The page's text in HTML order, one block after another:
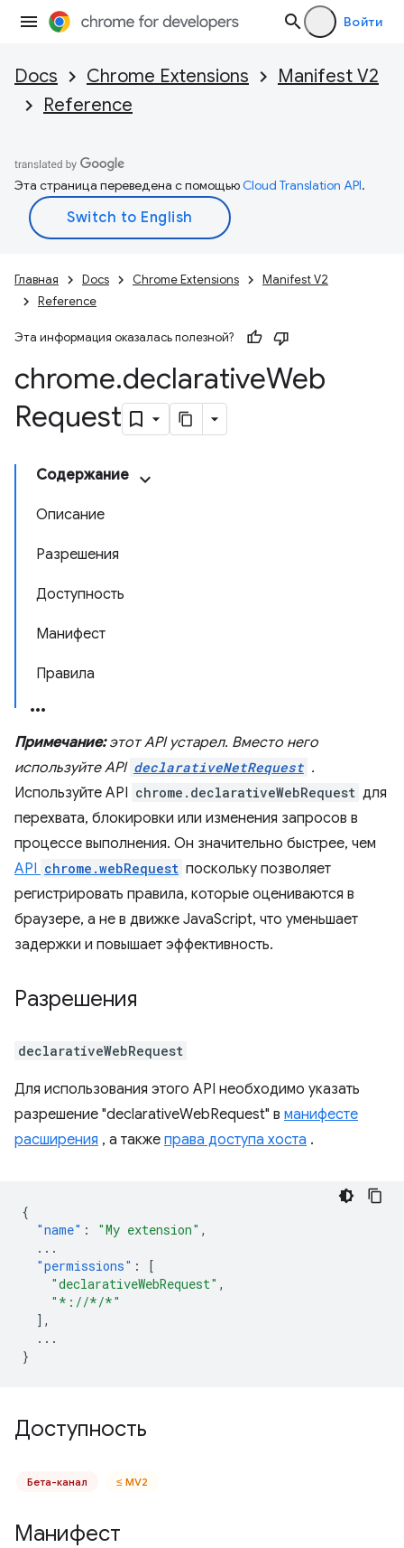
Войти
Docs Chrome Extensions
Manifest V2
Reference
Эта страница переведена с помощьюCloud Translation API.
Главная Docs Chrome Extensions
Manifest V2
Reference
Эта информация оказалась полезной?
chrome.declarativeWeb
Request
Содержание
Описание
Разрешения
Доступность
Манифест
Правила
Примечание:этот API устарел. Вместо него
используйте API declarativeNetRequest .
Используйте API chrome.declarativeWebRequest для
перехвата, блокировки или изменения запросов в
процессе выполнения. Он значительно быстрее, чем
API chrome.webRequest поскольку позволяет
регистрировать правила, которые оцениваются в
браузере, а не в движке JavaScript, что уменьшает
задержки и повышает эффективность.
Разрешения
declarativeWebRequest
Для использования этого API необходимо указать
разрешение "declarativeWebRequest" в манифесте
расширения , а также права доступа хоста .
{
"name" : "My extension" ,
...
"permissions" :
[
"declarativeWebRequest" ,
"*://*/*"
],
...
}
Доступность
Бета-канал ≤ MV2
Манифест